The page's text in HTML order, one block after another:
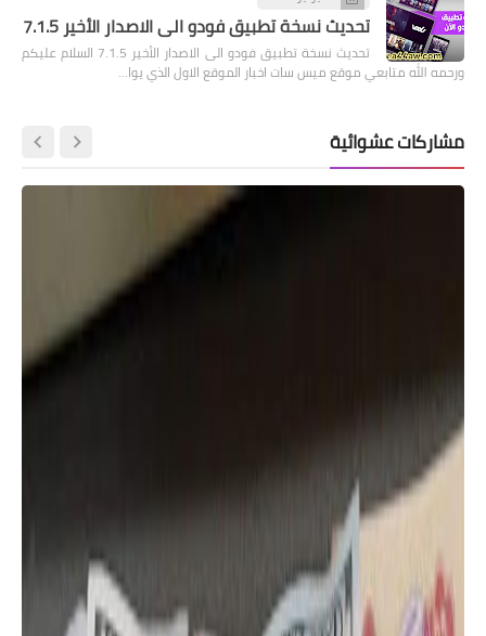
تحديث نسخة تطبيق فودو الى الاصدار الأخير 7.1.5
تحديث نسخة تطبيق فودو الى الاصدار الأخير 7.1.5 السلام عليكم
ورحمه الله متابعي موقع ميس سات اخبار الموقع الاول الذي يوا…
مشاركات عشوائية